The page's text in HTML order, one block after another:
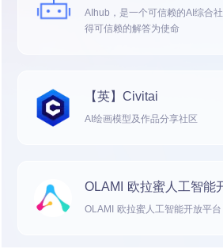
AIhub，是一个可信赖的AI综合
得可信赖的解答为使命
【英】Civitai
AI绘画模型及作品分享社区
OLAMI 欧拉蜜人工智能
OLAMI 欧拉蜜人工智能开放平台